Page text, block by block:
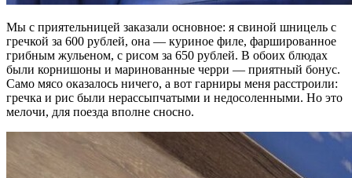
Мы с приятельницей заказали основное: я свиной шницель с
гречкой за 600 рублей, она — куриное филе, фаршированное
грибным жульеном, с рисом за 650 рублей. В обоих блюдах
были корнишоны и маринованные черри — приятный бонус.
Само мясо оказалось ничего, а вот гарниры меня расстроили:
гречка и рис были нерассыпчатыми и недосоленными. Но это
мелочи, для поезда вполне сносно.